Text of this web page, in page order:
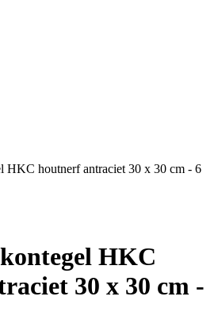
HKC houtnerf antraciet 30 x 30 cm - 6
HKC
30 x 30 cm -